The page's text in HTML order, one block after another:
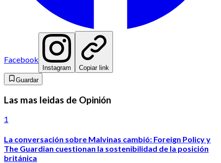
Facebook
Instagram
Copiar link
Guardar
Las mas leidas de Opinión
1
La conversación sobre Malvinas cambió: Foreign Policy y
The Guardian cuestionan la sostenibilidad de la posición
británica